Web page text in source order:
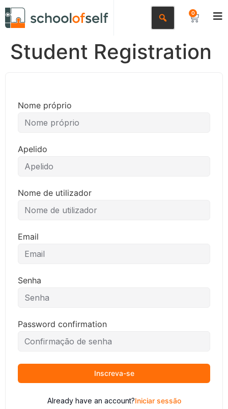
0
Student Registration
Nome próprio
Apelido
Nome de utilizador
Email
Senha
Password confirmation
Inscreva-se
Already have an account?Iniciar sessão